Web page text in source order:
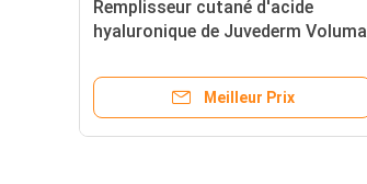
Remplisseur cutané d'acide
hyaluronique de Juvederm Voluma
Meilleur Prix